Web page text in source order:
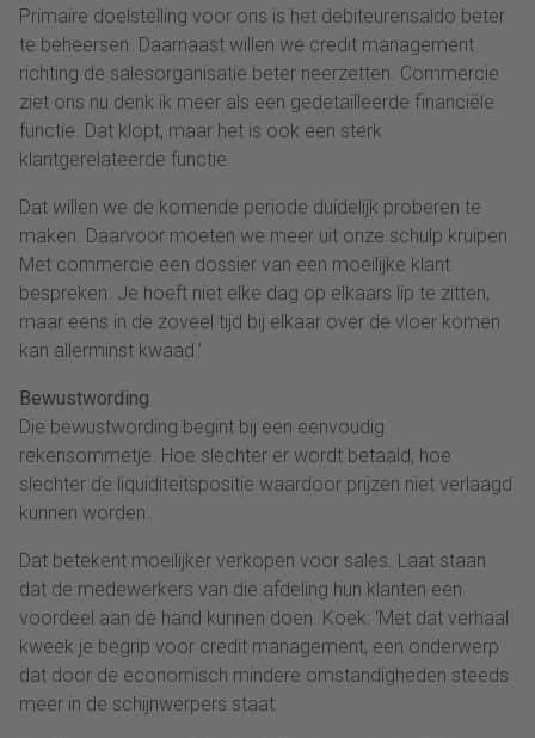
Primaire doelstelling voor ons is het debiteurensaldo beter
te beheersen. Daarnaast willen we credit management
richting de salesorganisatie beter neerzetten. Commercie
ziet ons nu denk ik meer als een gedetailleerde financiële
functie. Dat klopt, maar het is ook een sterk
klantgerelateerde functie.
Dat willen we de komende periode duidelijk proberen te
maken. Daarvoor moeten we meer uit onze schulp kruipen.
Met commercie een dossier van een moeilijke klant
bespreken. Je hoeft niet elke dag op elkaars lip te zitten,
maar eens in de zoveel tijd bij elkaar over de vloer komen
kan allerminst kwaad.’
Bewustwording
Die bewustwording begint bij een eenvoudig
rekensommetje. Hoe slechter er wordt betaald, hoe
slechter de liquiditeitspositie waardoor prijzen niet verlaagd
kunnen worden.
Dat betekent moeilijker verkopen voor sales. Laat staan
dat de medewerkers van die afdeling hun klanten een
voordeel aan de hand kunnen doen. Koek: ‘Met dat verhaal
kweek je begrip voor credit management, een onderwerp
dat door de economisch mindere omstandigheden steeds
meer in de schijnwerpers staat.